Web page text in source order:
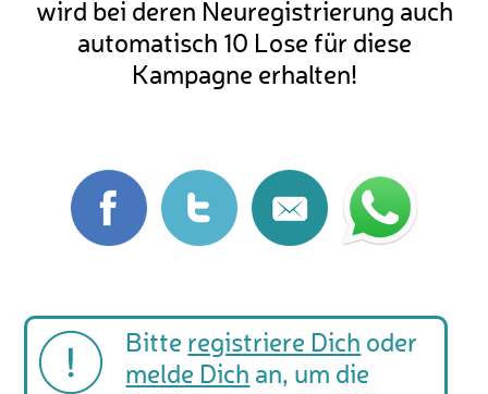
wird bei deren Neuregistrierung auch
automatisch 10 Lose für diese
Kampagne erhalten!
Bitte registriere Dich oder
melde Dich an, um die